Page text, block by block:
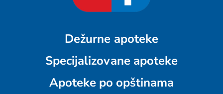
Dežurne apoteke
Specijalizovane apoteke
Apoteke po opštinama